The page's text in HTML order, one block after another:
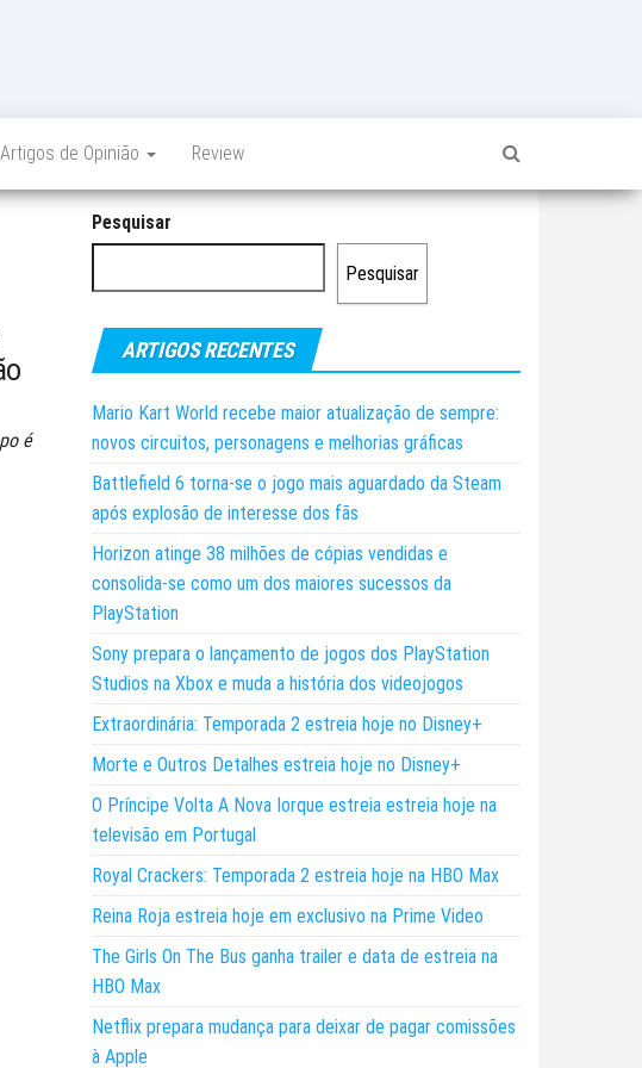
Artigos de Opinião Review
é
Pesquisar
Pesquisar
ARTIGOS RECENTES
Mario Kart World recebe maior atualização de sempre:
novos circuitos, personagens e melhorias gráficas
Battlefield 6 torna-se o jogo mais aguardado da Steam
após explosão de interesse dos fãs
Horizon atinge 38 milhões de cópias vendidas e
consolida-se como um dos maiores sucessos da
PlayStation
Sony prepara o lançamento de jogos dos PlayStation
Studios na Xbox e muda a história dos videojogos
Extraordinária: Temporada 2 estreia hoje no Disney+
Morte e Outros Detalhes estreia hoje no Disney+
O Príncipe Volta A Nova Iorque estreia estreia hoje na
televisão em Portugal
Royal Crackers: Temporada 2 estreia hoje na HBO Max
Reina Roja estreia hoje em exclusivo na Prime Video
The Girls On The Bus ganha trailer e data de estreia na
HBO Max
Netflix prepara mudança para deixar de pagar comissões
à Apple